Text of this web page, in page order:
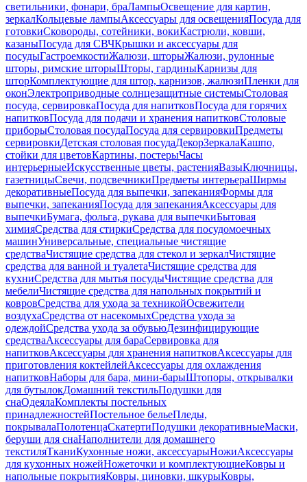
светильники, фонари, браЛампыОсвещение для картин,
зеркалКольцевые лампыАксессуары для освещенияПосуда для
готовкиСковороды, сотейники, вокиКастрюли, ковши,
казаныПосуда для СВЧКрышки и аксессуары для
посудыГастроемкостиЖалюзи, шторыЖалюзи, рулонные
шторы, римские шторыШторы, гардиныКарнизы для
шторКомплектующие для штор, карнизов, жалюзиПленки для
оконЭлектроприводные солнцезащитные системыСтоловая
посуда, сервировкаПосуда для напитковПосуда для горячих
напитковПосуда для подачи и хранения напитковСтоловые
приборыСтоловая посудаПосуда для сервировкиПредметы
сервировкиДетская столовая посудаДекорЗеркалаКашпо,
стойки для цветовКартины, постерыЧасы
интерьерныеИскусственные цветы, растенияВазыКлючницы,
газетницыСвечи, подсвечникиПредметы интерьераШирмы
декоративныеПосуда для выпечки, запеканияФормы для
выпечки, запеканияПосуда для запеканияАксессуары для
выпечкиБумага, фольга, рукава для выпечкиБытовая
химияСредства для стиркиСредства для посудомоечных
машинУниверсальные, специальные чистящие
средстваЧистящие средства для стекол и зеркалЧистящие
средства для ванной и туалетаЧистящие средства для
кухниСредства для мытья посудыЧистящие средства для
мебелиЧистящие средства для напольных покрытий и
ковровСредства для ухода за техникойОсвежители
воздухаСредства от насекомыхСредства ухода за
одеждойСредства ухода за обувьюДезинфицирующие
средстваАксессуары для бараСервировка для
напитковАксессуары для хранения напитковАксессуары для
приготовления коктейлейАксессуары для охлаждения
напитковНаборы для бара, мини-барыШтопоры, открывалки
для бутылокДомашний текстильПодушки для
снаОдеялаКомплекты постельных
принадлежностейПостельное бельеПледы,
покрывалаПолотенцаСкатертиПодушки декоративныеМаски,
беруши для снаНаполнители для домашнего
текстиляТканиКухонные ножи, аксессуарыНожиАксессуары
для кухонных ножейНожеточки и комплектующиеКовры и
напольные покрытияКовры, циновки, шкурыКовры,